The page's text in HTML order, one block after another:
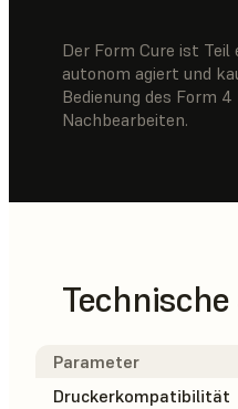
Der Form Cure ist
autonom agiert und
Bedienung des Form
Nachbearbeiten.
Parameter
Druckerkompatibilität